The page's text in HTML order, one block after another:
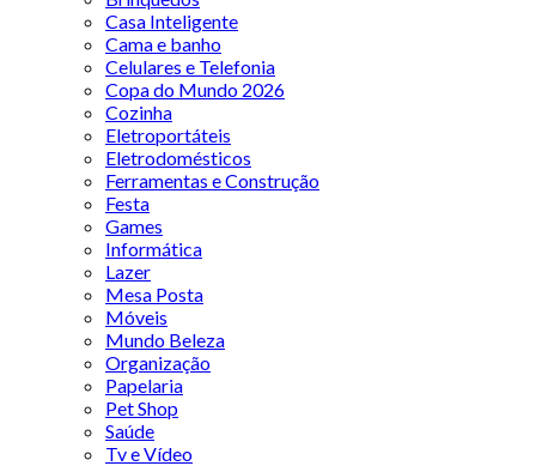
Casa Inteligente
Cama e banho
Celulares e Telefonia
Copa do Mundo 2026
Cozinha
Eletroportáteis
Eletrodomésticos
Ferramentas e Construção
Festa
Games
Informática
Lazer
Mesa Posta
Móveis
Mundo Beleza
Organização
Papelaria
Pet Shop
Saúde
Tv e Vídeo